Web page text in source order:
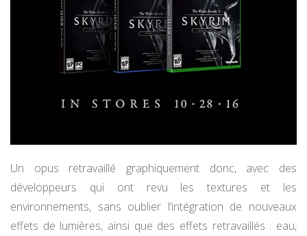
Un opus retravaillé graphiquement donc, avec des
développeurs qui ont revu les textures et les
environnements, sans oublier l’intégration de nouveaux
effets de lumières, ainsi que des effets retravaillés : eau,